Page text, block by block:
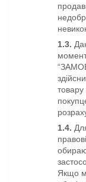
1.3.
1.4.
Якщо